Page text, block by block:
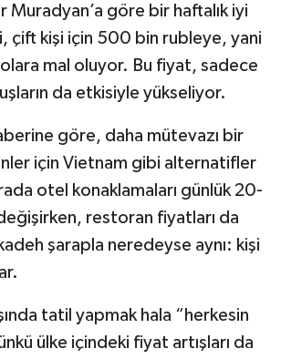
Muradyan’a göre bir haftalık iyi
çift kişi için 500 bin rubleye, yani
mal oluyor. Bu fiyat, sadece
da etkisiyle yükseliyor.
göre, daha mütevazı bir
için Vietnam gibi alternatifler
otel konaklamaları günlük 20-
restoran fiyatları da
şarapla neredeyse aynı: kişi
tatil yapmak hala “herkesin
ülke içindeki fiyat artışları da